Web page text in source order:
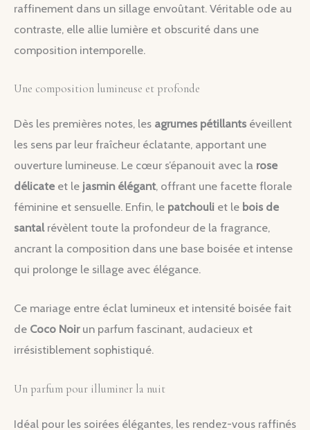
raffinement dans un sillage envoûtant. Véritable ode au
contraste, elle allie lumière et obscurité dans une
composition intemporelle.
Une composition lumineuse et profonde
Dès les premières notes, les agrumes pétillants éveillent
les sens par leur fraîcheur éclatante, apportant une
ouverture lumineuse. Le cœur s’épanouit avec la rose
délicate et le jasmin élégant, offrant une facette florale
féminine et sensuelle. Enfin, le patchouli et le bois de
santalrévèlent toute la profondeur de la fragrance,
ancrant la composition dans une base boisée et intense
qui prolonge le sillage avec élégance.
Ce mariage entre éclat lumineux et intensité boisée fait
de Coco Noirun parfum fascinant, audacieux et
irrésistiblement sophistiqué.
Un parfum pour illuminer la nuit
Idéal pour les soirées élégantes, les rendez-vous raffinés